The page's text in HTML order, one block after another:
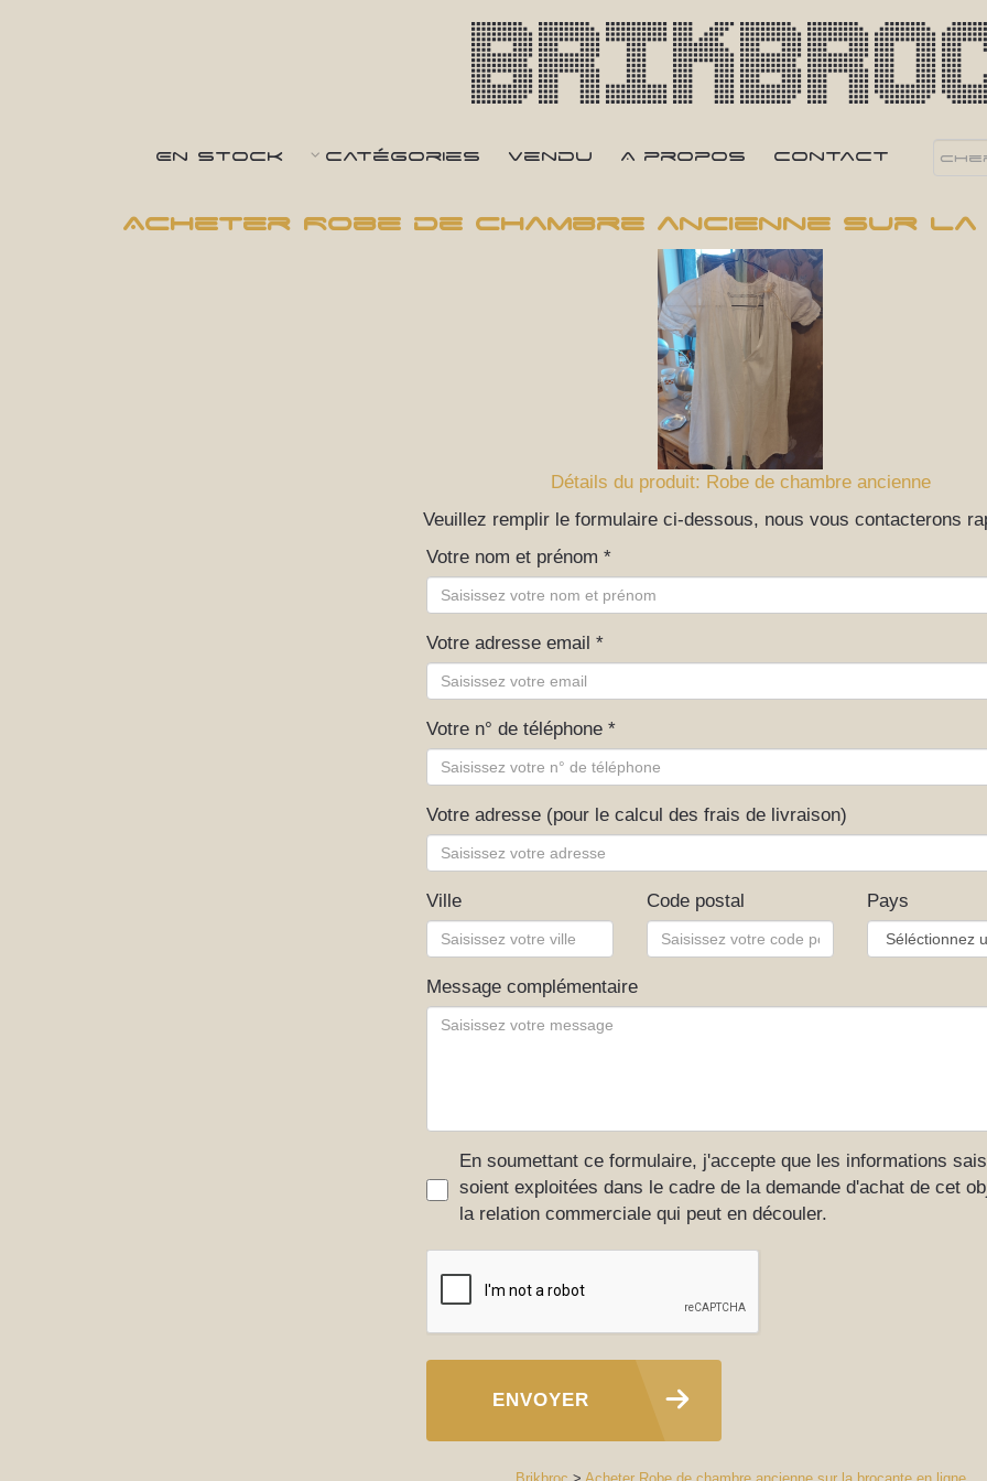
En Stock Catégories Vendu A propos Contact
Acheter Robe de chambre ancienne sur
Détails du produit: Robe de chambre ancienne
Veuillez remplir le formulaire ci-dessous, nous vous contacterons
Votre nom et prénom *
Votre adresse email *
Votre n° de téléphone *
Votre adresse (pour le calcul des frais de livraison)
Ville Code postal Pays
Message complémentaire
En soumettant ce formulaire, j'accepte que les informations
soient exploitées dans le cadre de la demande d'achat de cet
la relation commerciale qui peut en découler.
ENVOYER
Brikbroc > Acheter Robe de chambre ancienne sur la brocante en ligne